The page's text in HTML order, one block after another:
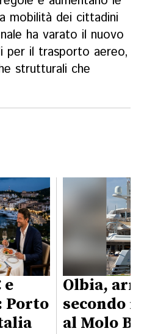
mobilità dei cittadini
ha varato il nuovo
per il trasporto aereo,
strutturali che
e
Porto
Olbia,
secondo
al Molo